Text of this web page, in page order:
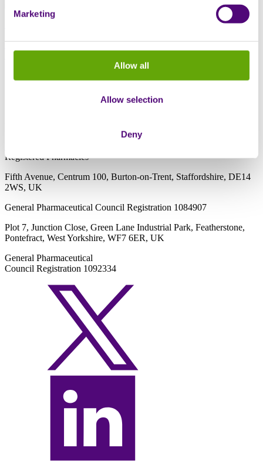
Marketing
Allow all
Allow selection
Deny
Sciensus in der engeren Auswahl für zwei Preise für
Patientenerfahrung
Sciensus kontaktieren
Wenn Sie Fragen haben oder mehr über unsere Arbeit erfahren
Registered Pharmacies
Fifth Avenue, Centrum 100, Burton-on-Trent, Staffordshire, DE14
2WS, UK
General Pharmaceutical Council Registration 1084907
Plot 7, Junction Close, Green Lane Industrial Park, Featherstone,
Pontefract, West Yorkshire, WF7 6ER, UK
General Pharmaceutical
Council Registration 1092334